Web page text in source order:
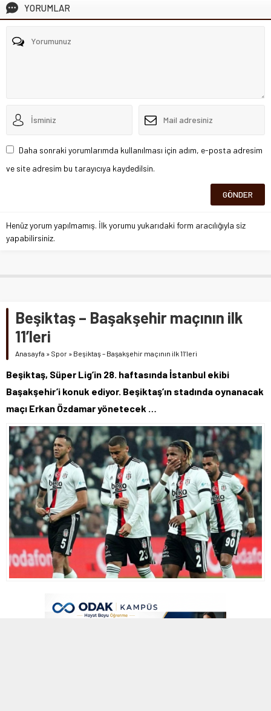
YORUMLAR
Daha sonraki yorumlarımda kullanılması için adım, e-posta adresim
ve site adresim bu tarayıcıya kaydedilsin.
Henüz yorum yapılmamış. İlk yorumu yukarıdaki form aracılığıyla siz
yapabilirsiniz.
Beşiktaş – Başakşehir maçının ilk
11’leri
Anasayfa » Spor » Beşiktaş – Başakşehir maçının ilk 11’leri
Beşiktaş, Süper Lig’in 28. haftasında İstanbul ekibi
Başakşehir’i konuk ediyor. Beşiktaş’ın stadında oynanacak
maçı Erkan Özdamar yönetecek …